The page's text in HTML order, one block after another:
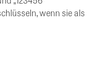
wenn sie als